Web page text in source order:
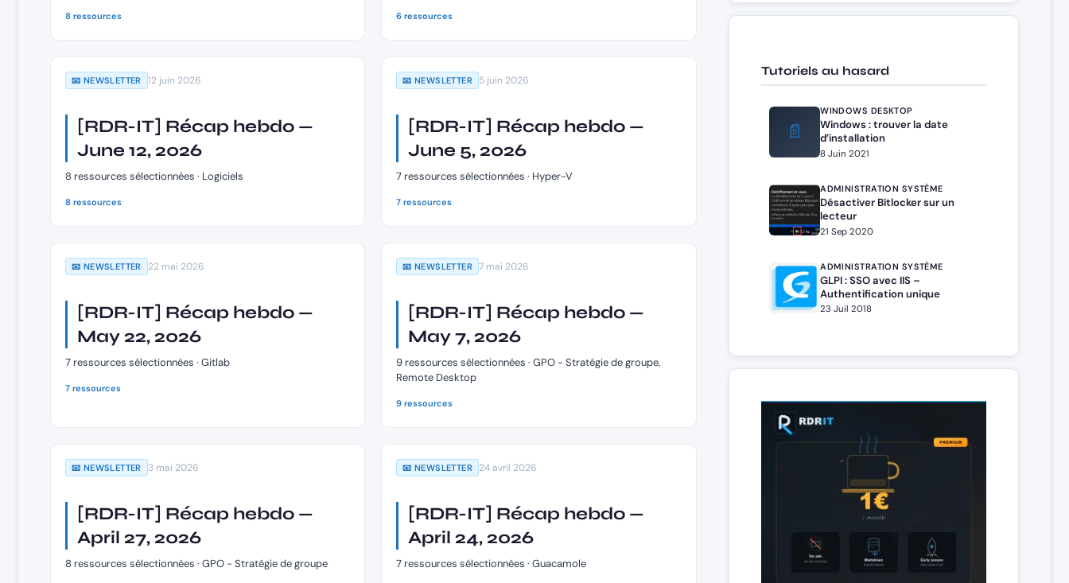
8 ressources 6 ressources
📧 NEWSLETTER 12 juin 2026
[RDR-IT] Récap hebdo —
June 12, 2026
8 ressources sélectionnées · Logiciels
8 ressources
📧 NEWSLETTER 5 juin 2026
[RDR-IT] Récap hebdo —
June 5, 2026
7 ressources sélectionnées · Hyper-V
7 ressources
📧 NEWSLETTER 22 mai 2026
[RDR-IT] Récap hebdo —
May 22, 2026
7 ressources sélectionnées · Gitlab
7 ressources
📧 NEWSLETTER 7 mai 2026
[RDR-IT] Récap hebdo —
May 7, 2026
9 ressources sélectionnées · GPO - Stratégie de groupe,
Remote Desktop
9 ressources
📧 NEWSLETTER 3 mai 2026
[RDR-IT] Récap hebdo —
April 27, 2026
8 ressources sélectionnées · GPO - Stratégie de groupe
📧 NEWSLETTER 24 avril 2026
[RDR-IT] Récap hebdo —
April 24, 2026
7 ressources sélectionnées · Guacamole
Tutoriels au hasard
📄
WINDOWS DESKTOP
Windows : trouver la date
d’installation
8 Juin 2021
ADMINISTRATION SYSTÈME
Désactiver Bitlocker sur un
lecteur
21 Sep 2020
ADMINISTRATION SYSTÈME
GLPI : SSO avec IIS –
Authentification unique
23 Juil 2018